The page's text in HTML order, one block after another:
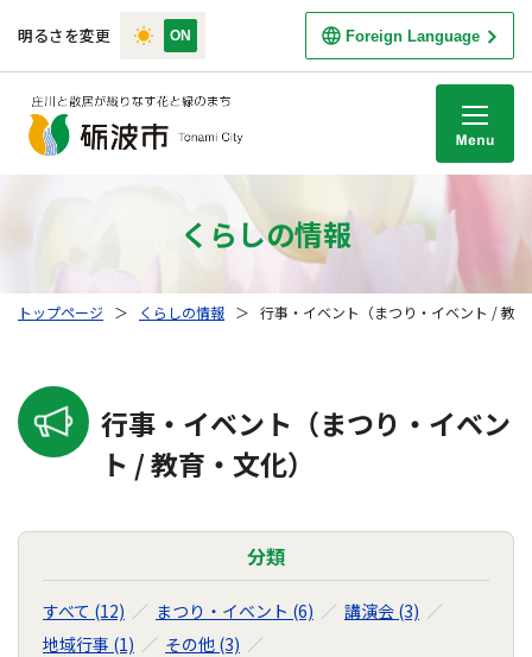
明るさを変更 Foreign Language
くらしの情報
トップページ ＞ くらしの情報 ＞ 行事・イベント（まつり・イベント / 教
行事・イベント（まつり・イベン
ト / 教育・文化）
分類
すべて (12) まつり・イベント (6)
講演会 (3)
地域行事 (1)
その他 (3)